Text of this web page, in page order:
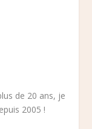
de 20 ans, je
2005 !